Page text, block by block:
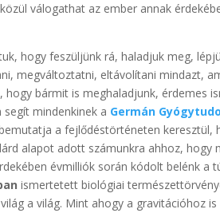
válogathat az ember annak
hogy feszüljünk rá, haladjuk meg,
megváltoztatni, eltávolítani mindazt,
hogy bármit is meghaladjunk, érdemes
segít mindenkinek a Germán
a fejlődéstörténeten keresztül,
alapot adott számunkra ahhoz,
évmilliók során kódolt belénk a
ismertetett biológiai
a világ. Mint ahogy a gravitációhoz